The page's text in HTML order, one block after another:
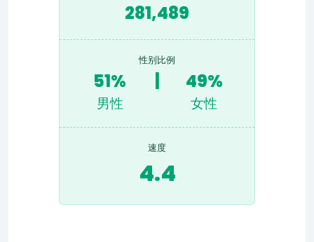
281,489
性别比例
51%
男性
49%
女性
速度
4.4